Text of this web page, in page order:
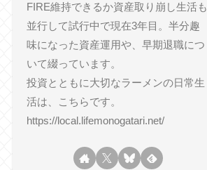
FIRE維持できるか資産取り崩し生活も
並行して試行中で現在3年目。半分趣
味になった資産運用や、早期退職につ
いて綴っています。
投資とともに大切なラーメンの日常生
活は、こちらです。
https://local.lifemonogatari.net/